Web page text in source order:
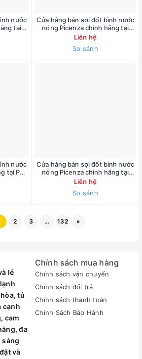
nước
tại
Cửa hàng bán sợi đốt bình nước
nóng Picenza chính hãng tại
đường An Dương Vương ( bảo
hành 1 năm ) 090.222.3455
Liên hệ
So sánh
nước
tại Phố
Cửa hàng bán sợi đốt bình nước
nóng Picenza chính hãng tại
đường Nguyễn Khánh Toàn ( bảo
hành 1 năm ) 090.222.3455
Liên hệ
So sánh
2 3 ... 132 »
lẻ
tủ
cạnh
cam
đa
sàng
Chính sách mua hàng
Chính sách vận chuyển
Chính sách đổi trả
Chính sách thanh toán
Chính Sách Bảo Hành